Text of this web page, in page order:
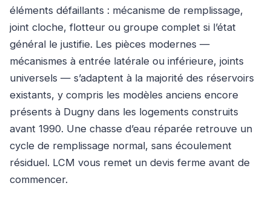
éléments défaillants : mécanisme de remplissage,
joint cloche, flotteur ou groupe complet si l’état
général le justifie. Les pièces modernes —
mécanismes à entrée latérale ou inférieure, joints
universels — s’adaptent à la majorité des réservoirs
existants, y compris les modèles anciens encore
présents à Dugny dans les logements construits
avant 1990. Une chasse d’eau réparée retrouve un
cycle de remplissage normal, sans écoulement
résiduel. LCM vous remet un devis ferme avant de
commencer.